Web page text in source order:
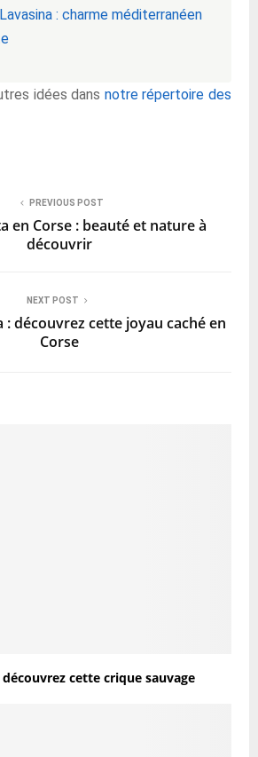
: charme méditerranéen
idées dans notre répertoire des
PREVIOUS POST
en Corse : beauté et nature à
découvrir
NEXT POST
: découvrez cette joyau caché en
Corse
cette crique sauvage